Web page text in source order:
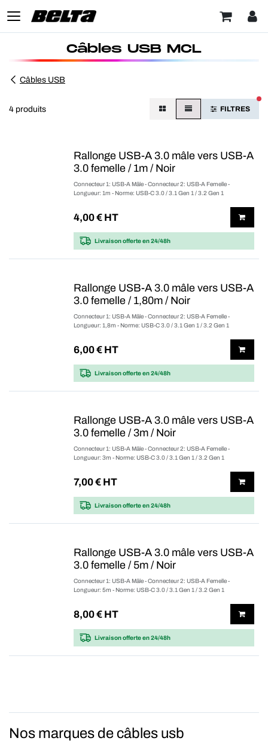
Câbles USB MCL
Câbles USB
4 produits FILTRES
Rallonge USB-A 3.0 mâle vers USB-A
3.0 femelle / 1m / Noir
Connecteur 1: USB-A Mâle - Connecteur 2: USB-A Femelle -
Longueur: 1m - Norme: USB-C 3.0 / 3.1 Gen 1 / 3.2 Gen 1
4,00€ HT
Livraison offerteen 24/48h
Rallonge USB-A 3.0 mâle vers USB-A
3.0 femelle / 1,80m / Noir
Connecteur 1: USB-A Mâle - Connecteur 2: USB-A Femelle -
Longueur: 1,8m - Norme: USB-C 3.0 / 3.1 Gen 1 / 3.2 Gen 1
6,00€ HT
Livraison offerteen 24/48h
Rallonge USB-A 3.0 mâle vers USB-A
3.0 femelle / 3m / Noir
Connecteur 1: USB-A Mâle - Connecteur 2: USB-A Femelle -
Longueur: 3m - Norme: USB-C 3.0 / 3.1 Gen 1 / 3.2 Gen 1
7,00€ HT
Livraison offerteen 24/48h
Rallonge USB-A 3.0 mâle vers USB-A
3.0 femelle / 5m / Noir
Connecteur 1: USB-A Mâle - Connecteur 2: USB-A Femelle -
Longueur: 5m - Norme: USB-C 3.0 / 3.1 Gen 1 / 3.2 Gen 1
8,00€ HT
Livraison offerteen 24/48h
Nos marques de câbles usb